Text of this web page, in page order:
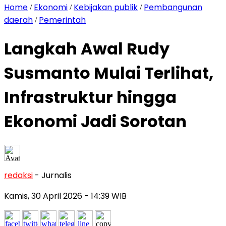
Home / Ekonomi / Kebijakan publik / Pembangunan
daerah / Pemerintah
Langkah Awal Rudy
Susmanto Mulai Terlihat,
Infrastruktur hingga
Ekonomi Jadi Sorotan
redaksi - Jurnalis
Kamis, 30 April 2026 - 14:39 WIB